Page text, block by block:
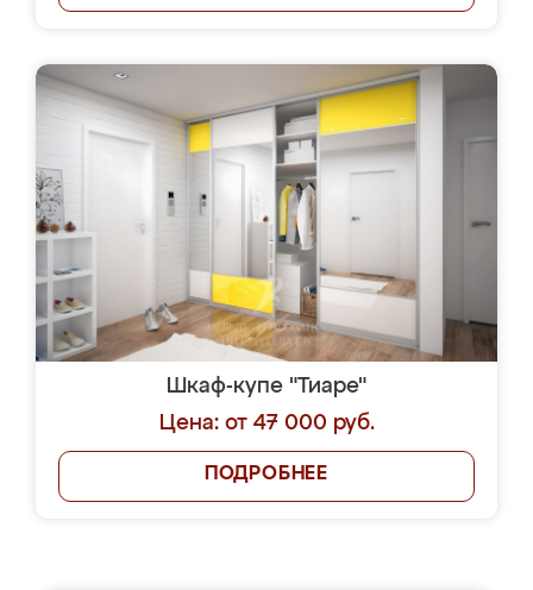
Шкаф-купе "Тиаре"
Цена: от 47 000 руб.
ПОДРОБНЕЕ